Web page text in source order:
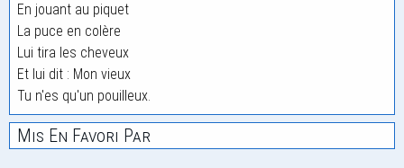
En jouant au piquet
La puce en colère
Lui tira les cheveux
Et lui dit : Mon vieux
Tu n'es qu'un pouilleux.
Mis En Favori Par